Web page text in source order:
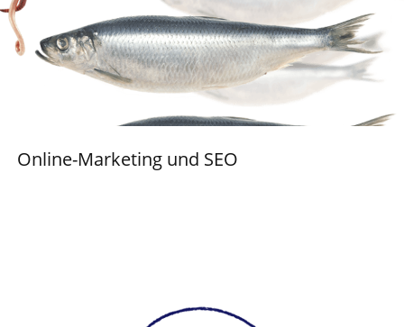
Online-Marketing und SEO